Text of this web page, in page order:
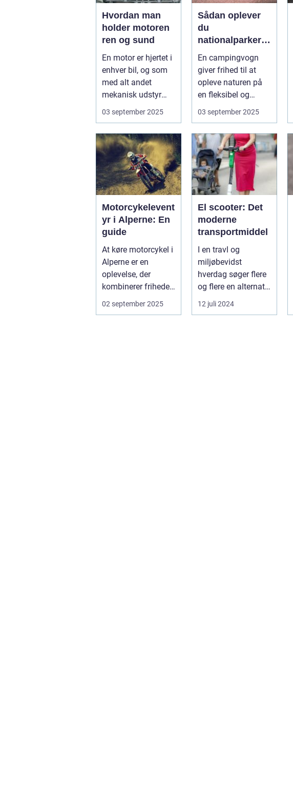
Hvordan man
holder motoren
ren og sund
En motor er hjertet i
enhver bil, og som
med alt andet
mekanisk udstyr
kræver den omsorg
for a...
03 september 2025
Sådan oplever
du
nationalparker
fra din
campingvogn
En campingvogn
giver frihed til at
opleve naturen på
en fleksibel og
komfortabel måde.
03 september 2025
Motorcykelevent
yr i Alperne: En
guide
At køre motorcykel i
Alperne er en
oplevelse, der
kombinerer friheden
på to hjul med no...
02 september 2025
El scooter: Det
moderne
transportmiddel
I en travl og
miljøbevidst
hverdag søger flere
og flere en alternativ
form for transport.
El scooter...
12 juli 2024